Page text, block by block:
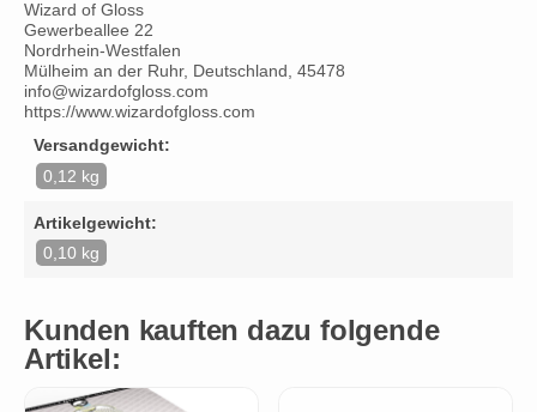
Wizard of Gloss
Gewerbeallee 22
Nordrhein-Westfalen
Mülheim an der Ruhr, Deutschland, 45478
info@wizardofgloss.com
https://www.wizardofgloss.com
Versandgewicht:
0,12 kg
Artikelgewicht:
0,10 kg
Kunden kauften dazu folgende
Artikel: